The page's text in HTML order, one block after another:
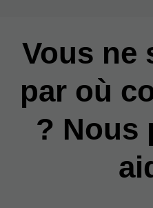
Vous ne
par où
? Nous